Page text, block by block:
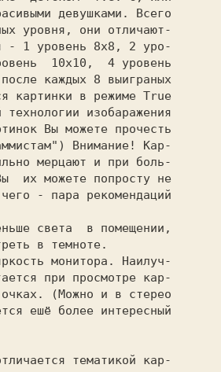
девушками. Всего
уровня, они отличают-
- 1 уровень 8x8, 2 уро-
10x10,  4 уровень
каждых 8 выиграных
картинки в режиме True
изобаражения
Вы можете прочесть
Внимание! Kар-
мерцают и при боль-
их можете попросту не
- пара рекомендаций
света  в помещении,
монитора. Наилуч-
при просмотре кар-
(Можно и в стерео
ешё более интересный